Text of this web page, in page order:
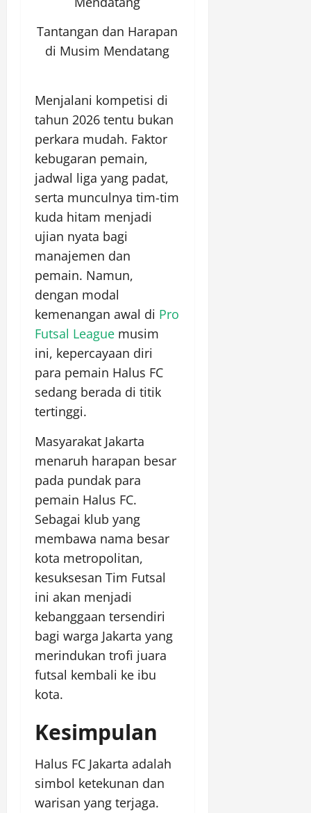
Tantangan dan Harapan
di Musim Mendatang
Menjalani kompetisi di
tahun 2026 tentu bukan
perkara mudah. Faktor
kebugaran pemain,
jadwal liga yang padat,
serta munculnya tim-tim
kuda hitam menjadi
ujian nyata bagi
manajemen dan
pemain. Namun,
dengan modal
kemenangan awal di Pro
Futsal League musim
ini, kepercayaan diri
para pemain Halus FC
sedang berada di titik
tertinggi.
Masyarakat Jakarta
menaruh harapan besar
pada pundak para
pemain Halus FC.
Sebagai klub yang
membawa nama besar
kota metropolitan,
kesuksesan Tim Futsal
ini akan menjadi
kebanggaan tersendiri
bagi warga Jakarta yang
merindukan trofi juara
futsal kembali ke ibu
kota.
Kesimpulan
Halus FC Jakarta adalah
simbol ketekunan dan
warisan yang terjaga.